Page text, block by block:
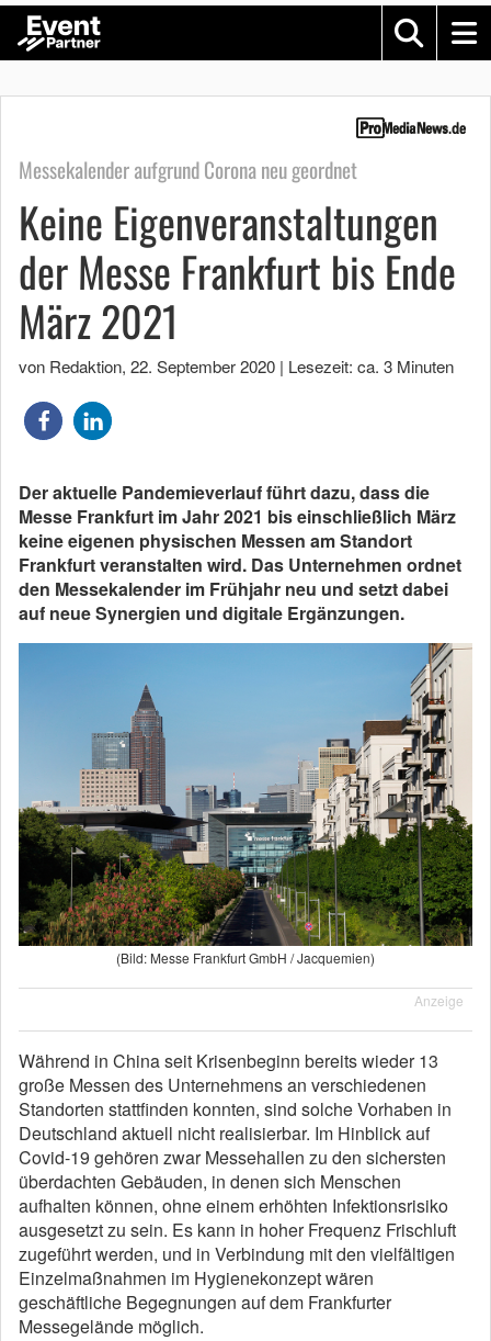
Messekalender aufgrund Corona neu geordnet
Keine Eigenveranstaltungen
der Messe Frankfurt bis Ende
März 2021
von Redaktion, 22. September 2020 | Lesezeit: ca. 3 Minuten
Der aktuelle Pandemieverlauf führt dazu, dass die
Messe Frankfurt im Jahr 2021 bis einschließlich März
keine eigenen physischen Messen am Standort
Frankfurt veranstalten wird. Das Unternehmen ordnet
den Messekalender im Frühjahr neu und setzt dabei
auf neue Synergien und digitale Ergänzungen.
(Bild: Messe Frankfurt GmbH / Jacquemien)
Anzeige
Während in China seit Krisenbeginn bereits wieder 13
große Messen des Unternehmens an verschiedenen
Standorten stattfinden konnten, sind solche Vorhaben in
Deutschland aktuell nicht realisierbar. Im Hinblick auf
Covid-19 gehören zwar Messehallen zu den sichersten
überdachten Gebäuden, in denen sich Menschen
aufhalten können, ohne einem erhöhten Infektionsrisiko
ausgesetzt zu sein. Es kann in hoher Frequenz Frischluft
zugeführt werden, und in Verbindung mit den vielfältigen
Einzelmaßnahmen im Hygienekonzept wären
geschäftliche Begegnungen auf dem Frankfurter
Messegelände möglich.